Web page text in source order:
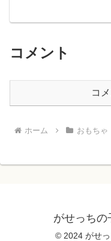
コメント
コ
ホーム おもちゃ
がせっちの
© 2024 がせっ